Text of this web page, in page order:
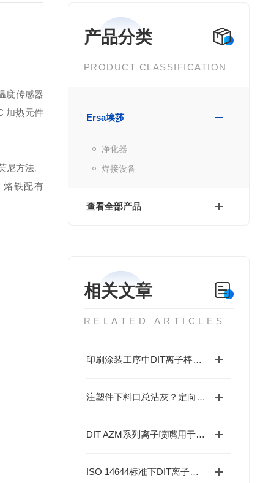
产品分类
PRODUCT CLASSIFICATION
Ersa埃莎
净化器
焊接设备
查看全部产品
相关文章
RELATED ARTICLES
印刷涂装工序中DIT离子棒的静电管理方案
注塑件下料口总沾灰？定向离子气流或许是更优解
DIT AZM系列离子喷嘴用于定点静电消除作业
ISO 14644标准下DIT离子棒的洁净室静电消除优化
度传感器
加热元件
方法。
烙铁配有